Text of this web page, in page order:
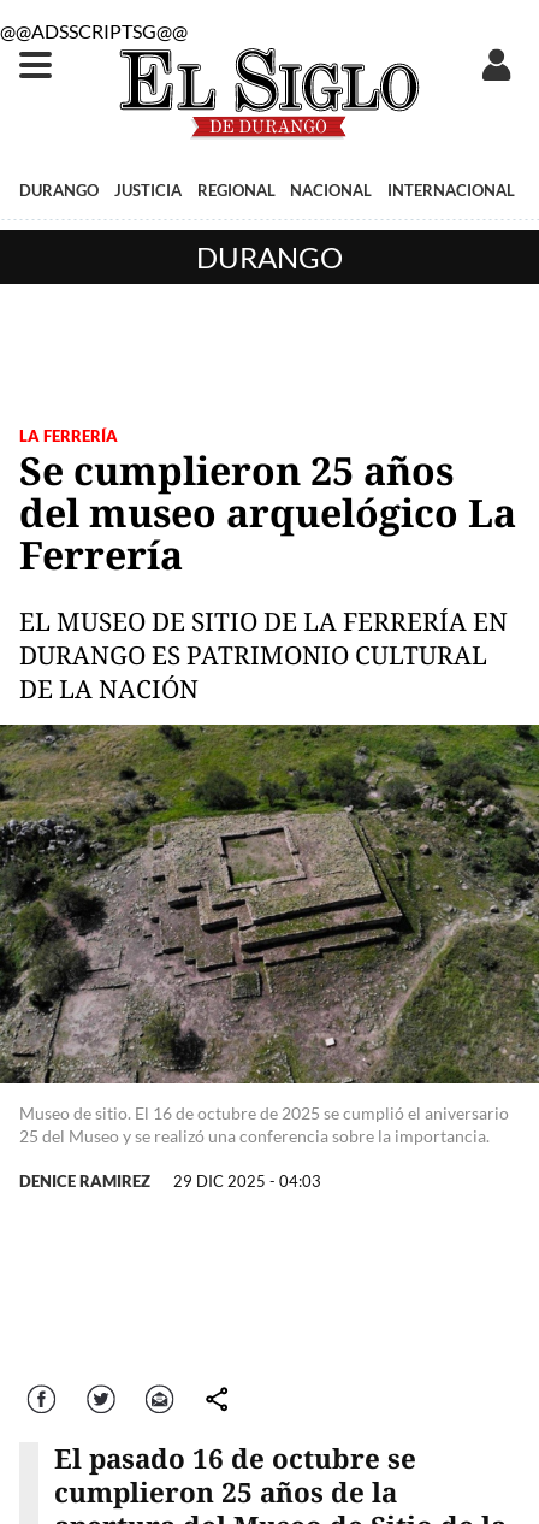
@@ADSSCRIPTSG@@
DURANGO JUSTICIA REGIONAL NACIONAL INTERNACIONAL
DURANGO
LA FERRERÍA
Se cumplieron 25 años
del museo arquelógico La
Ferrería
EL MUSEO DE SITIO DE LA FERRERÍA EN
DURANGO ES PATRIMONIO CULTURAL
DE LA NACIÓN
Museo de sitio. El 16 de octubre de 2025 se cumplió el aniversario
25 del Museo y se realizó una conferencia sobre la importancia.
DENICE RAMIREZ 29 DIC 2025 - 04:03
Facebook Twitter Correo comparte
El pasado 16 de octubre se
cumplieron 25 años de la